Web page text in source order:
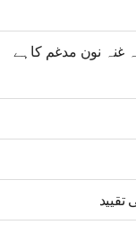
غنہ نون مدغم کاہے